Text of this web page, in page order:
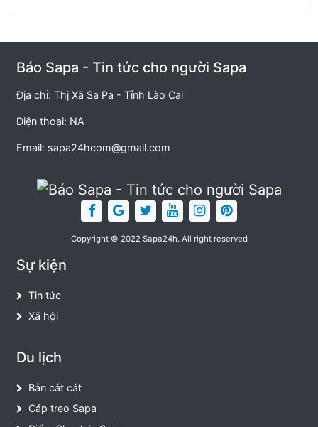
Báo Sapa - Tin tức cho người Sapa
Địa chỉ: Thị Xã Sa Pa - Tỉnh Lào Cai
Điện thoại: NA
Email: sapa24hcom@gmail.com
Copyright © 2022 Sapa24h. All right reserved
Sự kiện
Tin tức
Xã hội
Du lịch
Bản cát cát
Cáp treo Sapa